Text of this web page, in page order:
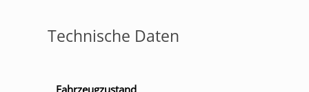
Technische Daten
Fahrzeugzustand